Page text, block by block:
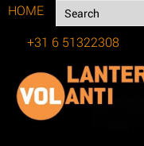
HOME
+31 6 51322308